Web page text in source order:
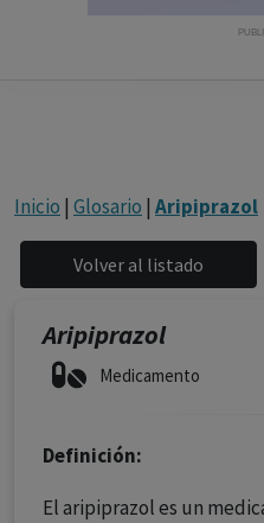
Inicio | Glosario | Aripiprazol
Aripiprazol
Medicamento
Definición:
El aripiprazol es un